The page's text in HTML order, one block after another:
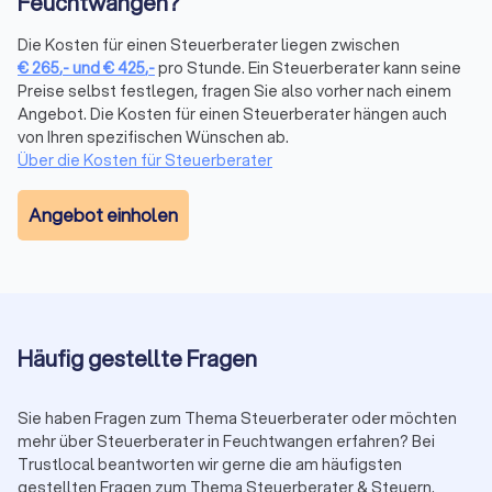
Steuerberaterkammer ist die Grundvoraussetzung. Darüber
hinaus verfügen manche Berater über Zusatzqualifikationen
als Fachberater, etwa für Internationales Steuerrecht,
Unternehmensnachfolge oder spezifische Branchen. Prüfen
Sie, ob eine Spezialisierung zu Ihrer Situation passt.
Trustlocal zeigt Ihnen in den Profilen transparent, welche
Qualifikationen und Schwerpunkte jede Kanzlei mitbringt.
kommt mit Vorschlägen auf Sie zu, weist auf Fristen hin und
zeigt Gestaltungsmöglichkeiten auf. Eine reine Abwicklung
und realistische Einschätzungen zu Ihrer Steuersituation
schaffen Vertrauen.
digitaler Belegübermittlung, zeitgemäßer Software und
angemessene Reaktionszeit auf Anfragen erleichtern die
Zusammenarbeit erheblich.
Die Kosten für einen Steuerberater liegen zwischen
€265,-und€425,-pro Stunde. Ein Steuerberater kann seine
Preise selbst festlegen, fragen Sie also vorher nach einem
Angebot. Die Kosten für einen Steuerberater hängen auch
von Ihren spezifischen Wünschen ab.
Über die Kosten für Steuerberater
Angebot einholen
Häufig gestellte Fragen
Sie haben Fragen zum Thema Steuerberater oder möchten
mehr über Steuerberater in Feuchtwangen erfahren? Bei
Trustlocal beantworten wir gerne die am häufigsten